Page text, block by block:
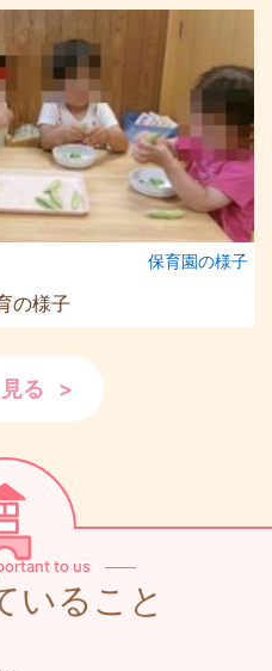
保育園の様⼦
の様子
る
to us
いること